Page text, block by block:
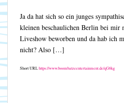
Ja da hat sich so ein junges
kleinen beschaulichen Berlin bei mir
Liveshow beworben und da hab ich
nicht? Also […]
Short URLhttps://www.boombatzeentertainment.de/qG6kg